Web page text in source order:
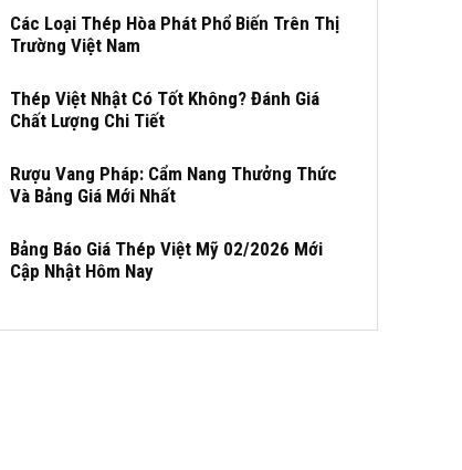
Các Loại Thép Hòa Phát Phổ Biến Trên Thị
Trường Việt Nam
Thép Việt Nhật Có Tốt Không? Đánh Giá
Chất Lượng Chi Tiết
Rượu Vang Pháp: Cẩm Nang Thưởng Thức
Và Bảng Giá Mới Nhất
Bảng Báo Giá Thép Việt Mỹ 02/2026 Mới
Cập Nhật Hôm Nay